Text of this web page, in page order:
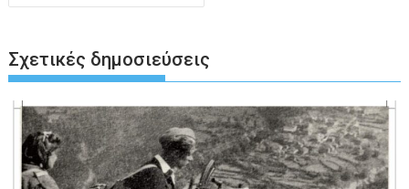
Σχετικές δημοσιεύσεις